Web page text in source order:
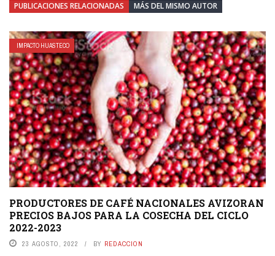
PUBLICACIONES RELACIONADAS MÁS DEL MISMO AUTOR
IMPACTO HUASTECO
PRODUCTORES DE CAFÉ NACIONALES AVIZORAN
PRECIOS BAJOS PARA LA COSECHA DEL CICLO
2022-2023
23 AGOSTO, 2022 BY REDACCION